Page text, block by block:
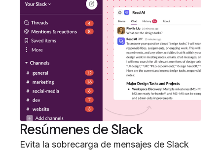
Resúmenes de Slack
Evita la sobrecarga de mensajes de Slack